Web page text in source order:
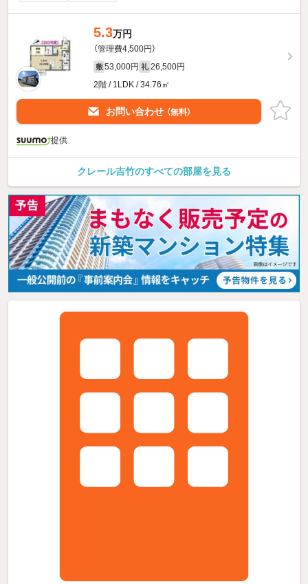
5.3万円
（管理費4,500円）
敷 53,000円 礼 26,500円
2階 / 1LDK / 34.76㎡
お問い合わせ （無料）
提供
クレール吉竹のすべての部屋を見る